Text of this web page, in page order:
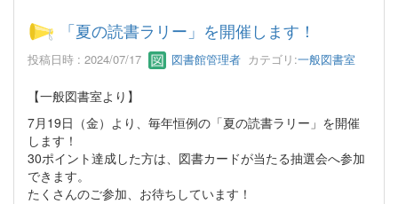
「夏の読書ラリー」を開催します！
投稿日時 : 2024/07/17 図書館管理者 カテゴリ:一般図書室
【一般図書室より】
7月19日（金）より、毎年恒例の「夏の読書ラリー」を開催
します！
30ポイント達成した方は、図書カードが当たる抽選会へ参加
できます。
たくさんのご参加、お待ちしています！